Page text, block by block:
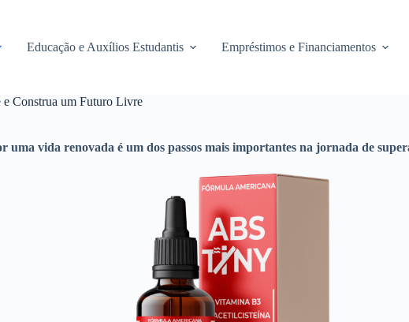
Educação e Auxílios Estudantis Empréstimos e Financiamentos
e Construa um Futuro Livre
uma vida renovada é um dos passos mais importantes na jornada de